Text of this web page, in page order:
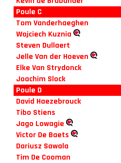
Poule C
Tom Vanderhaeghen
Wojciech Kuznia
Steven Dullaert
Jelle Van der Hoeven
Elke Van Strydonck
Joachim Slock
Poule D
David Haezebrouck
Tibo Stiens
Jago Lowagie
Victor De Baets
Dariusz Sawala
Tim De Cooman